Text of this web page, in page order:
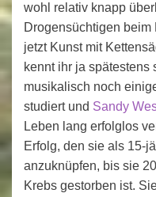
wohl relativ knapp
Drogensüchtigen
jetzt Kunst mit
kennt ihr ja spätestens
musikalisch noch
studiert und Sandy
Leben lang erfolglos
Erfolg, den sie als 15-
anzuknüpfen, bis sie
Krebs gestorben ist.